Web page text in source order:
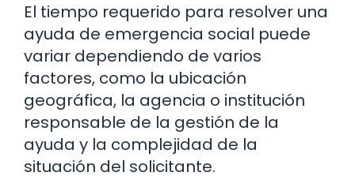
El tiempo requerido para resolver una
ayuda de emergencia social puede
variar dependiendo de varios
factores, como la ubicación
geográfica, la agencia o institución
responsable de la gestión de la
ayuda y la complejidad de la
situación del solicitante.